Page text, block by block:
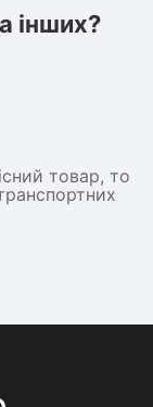
інших?
товар, то